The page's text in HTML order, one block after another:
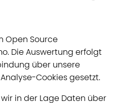
Open Source
Die Auswertung erfolgt
über unsere
Cookies gesetzt.
in der Lage Daten über